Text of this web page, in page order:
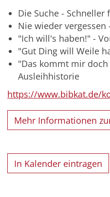
Die Suche - Schneller
Nie wieder vergessen
"Ich will's haben!" -
"Gut Ding will Weile
"Das kommt mir
Ausleihhistorie
https://www.bibkat.de/
Mehr Informationen
In Kalender eintragen